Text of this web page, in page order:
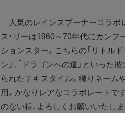
人気のレインスプーナーコラボ
ス・リーは1960～70年代にカン
ションスター。こちらの「リトルド
ン」、「ドラゴンへの道」といっ
られたテキスタイル。織りネーム
用。かなりレアなコラボレートで
のない様、よろしくお願いいたしま